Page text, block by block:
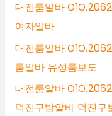
대전룸알바
여자알바
대전룸알바
룸알바 유성룸보도
대전룸알바
덕진구밤알바 덕진구